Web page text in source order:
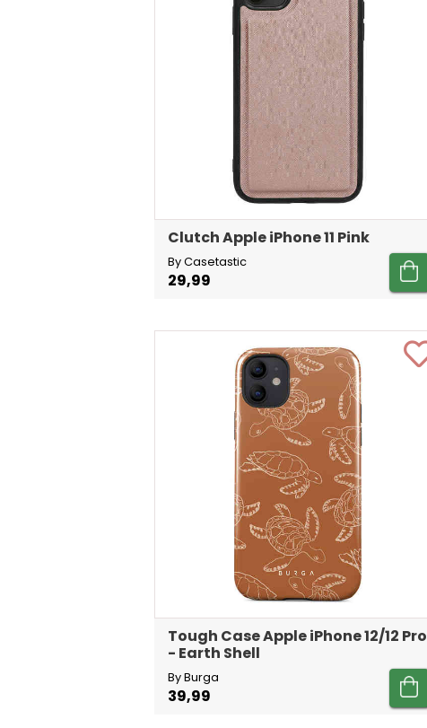
Clutch Apple iPhone 11 Pink
By Casetastic
29,99
Tough Case Apple iPhone 12/12 Pro
- Earth Shell
By Burga
39,99